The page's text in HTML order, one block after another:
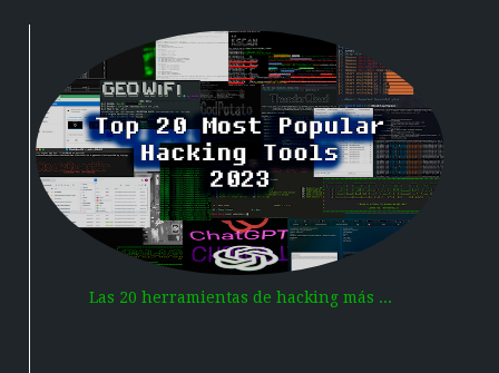
Las 20 herramientas de hacking más ...